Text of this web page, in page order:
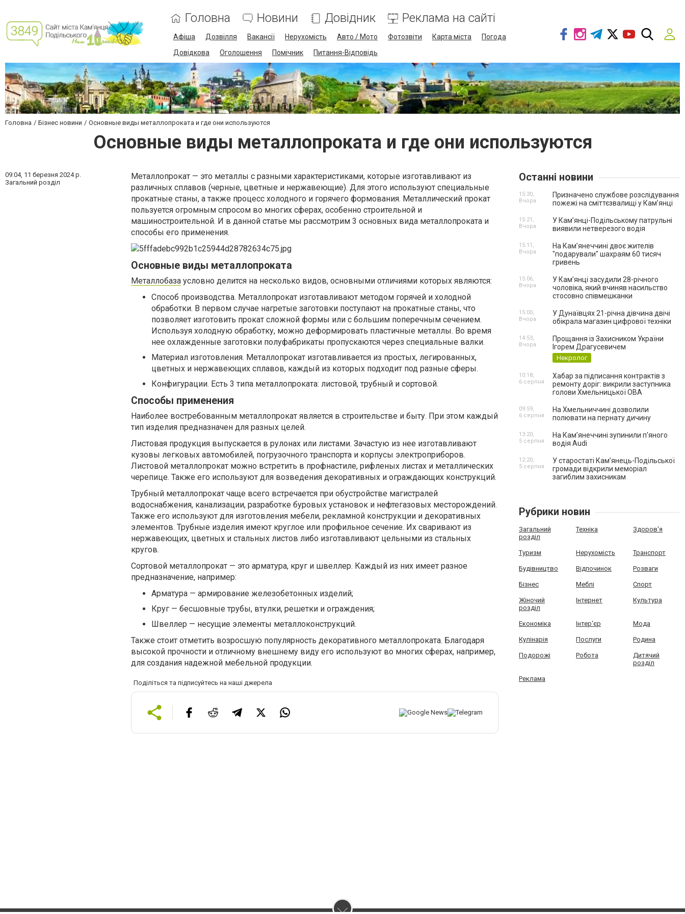
Головна Новини Довідник Реклама на сайті
Афіша Дозвілля Вакансії Нерухомість Авто / Мото Фотозвіти Карта міста
Погода
Довідкова
Оголошення Помічник Питання-Відповідь
Головна Бізнес новини Основные виды металлопроката и где они используются
Основные виды металлопроката и где они используются
09:04, 11 березня 2024 р.
Загальний розділ
Металлопрокат — это металлы с разными характеристиками, которые изготавливают из
различных сплавов (черные, цветные и нержавеющие). Для этого используют специальные
прокатные станы, а также процесс холодного и горячего формования. Металлический прокат
пользуется огромным спросом во многих сферах, особенно строительной и
машиностроительной. И в данной статье мы рассмотрим 3 основных вида металлопроката и
способы его применения.
Основные виды металлопроката
Металлобаза условно делится на несколько видов, основными отличиями которых являются:
Способ производства. Металлопрокат изготавливают методом горячей и холодной
обработки. В первом случае нагретые заготовки поступают на прокатные станы, что
позволяет изготовить прокат сложной формы или с большим поперечным сечением.
Используя холодную обработку, можно деформировать пластичные металлы. Во время
нее охлажденные заготовки полуфабрикаты пропускаются через специальные валки.
Материал изготовления. Металлопрокат изготавливается из простых, легированных,
цветных и нержавеющих сплавов, каждый из которых подходит под разные сферы.
Конфигурации. Есть 3 типа металлопроката: листовой, трубный и сортовой.
Способы применения
Наиболее востребованным металлопрокат является в строительстве и быту. При этом каждый
тип изделия предназначен для разных целей.
Листовая продукция выпускается в рулонах или листами. Зачастую из нее изготавливают
кузовы легковых автомобилей, погрузочного транспорта и корпусы электроприборов.
Листовой металлопрокат можно встретить в профнастиле, рифленых листах и металлических
черепице. Также его используют для возведения декоративных и ограждающих конструкций.
Трубный металлопрокат чаще всего встречается при обустройстве магистралей
водоснабжения, канализации, разработке буровых установок и нефтегазовых месторождений.
Также его используют для изготовления мебели, рекламной конструкции и декоративных
элементов. Трубные изделия имеют круглое или профильное сечение. Их сваривают из
нержавеющих, цветных и стальных листов либо изготавливают цельными из стальных
кругов.
Сортовой металлопрокат — это арматура, круг и швеллер. Каждый из них имеет разное
предназначение, например:
Арматура — армирование железобетонных изделий;
Круг — бесшовные трубы, втулки, решетки и ограждения;
Швеллер — несущие элементы металлоконструкций.
Также стоит отметить возросшую популярность декоративного металлопроката. Благодаря
высокой прочности и отличному внешнему виду его используют во многих сферах, например,
для создания надежной мебельной продукции.
Поділіться та підписуйтесь на наші джерела
Останні новини
Призначено службове розслідування
пожежі на сміттєзвалищі у Кам’янці
15:30,
Вчора
У Кам’янці-Подільському патрульні
виявили нетверезого водія
15:21,
Вчора
На Камʼянеччині двоє жителів
"подарували" шахраям 60 тисяч
гривень
15:11,
Вчора
У Камʼянці засудили 28-річного
чоловіка, який вчиняв насильство
стосовно співмешканки
15:06,
Вчора
У Дунаївцях 21-річна дівчина двічі
обікрала магазин цифрової техніки
15:00,
Вчора
Прощання із Захисником України
Ігорем Драгусевичем
Некролог
14:53,
Вчора
Хабар за підписання контрактів з
ремонту доріг: викрили заступника
голови Хмельницької ОВА
10:18,
6 серпня
На Хмельниччині дозволили
полювати на пернату дичину
09:59,
6 серпня
На Камʼянеччині зупинили п'яного
водія Audi
13:20,
5 серпня
У старостаті Кам’янець-Подільської
громади відкрили меморіал
загиблим захисникам
12:20,
5 серпня
Рубрики новин
Загальний
розділ
Техніка Здоров'я
Туризм Нерухомість Транспорт
Будівництво Відпочинок Розваги
Бізнес Меблі Спорт
Жіночий
розділ
Інтернет Культура
Економіка Інтер'єр Мода
Кулінарія Послуги Родина
Подорожі Робота
Дитячий
розділ
Реклама